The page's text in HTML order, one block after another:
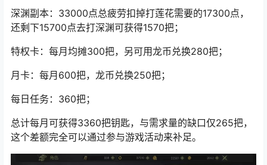
深渊副本：33000点总疲劳扣掉打莲花需要的17300点，
还剩下15700点去打深渊可获得1570把；
特权卡：每月均摊300把，另可用龙币兑换280把；
月卡：每月600把，龙币兑换250把；
每日任务：360把；
总计每月可获得3360把钥匙，与需求量的缺口仅265把，
这个差额完全可以通过参与游戏活动来补足。